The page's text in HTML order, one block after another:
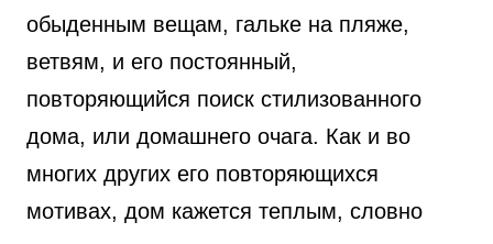
обыденным вещам, гальке на пляже,
ветвям, и его постоянный,
повторяющийся поиск стилизованного
дома, или домашнего очага. Как и во
многих других его повторяющихся
мотивах, дом кажется теплым, словно